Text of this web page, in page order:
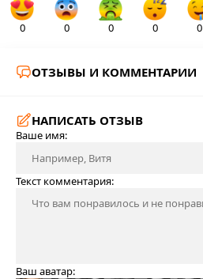
0 0 0 0 0
ОТЗЫВЫ И КОММЕНТАРИИ
НАПИСАТЬ ОТЗЫВ
Ваше имя:
Текст комментария:
Ваш аватар: